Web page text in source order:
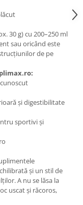
30 g) cu 200–250 ml
sau oricând este
de pe
și digestibilitate
sportivi și
și un stil de
A nu se lăsa la
uscat și răcoros,